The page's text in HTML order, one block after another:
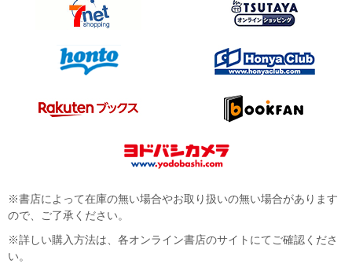
※書店によって在庫の無い場合やお取り扱いの無い場合があります
ので、ご了承ください。
※詳しい購入方法は、各オンライン書店のサイトにてご確認くださ
い。